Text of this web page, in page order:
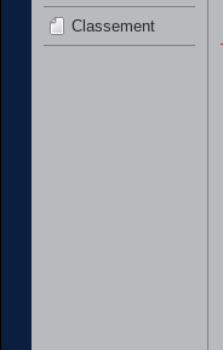
Classement